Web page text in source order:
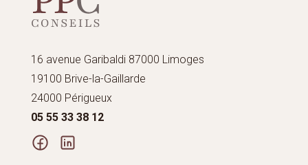
16 avenue Garibaldi 87000 Limoges
19100 Brive-la-Gaillarde
24000 Périgueux
05 55 33 38 12